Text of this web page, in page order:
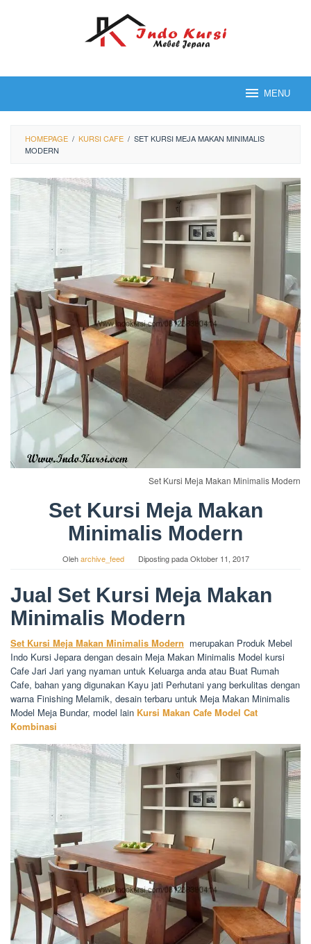
MENU
HOMEPAGE / KURSI CAFE / SET KURSI MEJA MAKAN MINIMALIS
MODERN
Set Kursi Meja Makan Minimalis Modern
Set Kursi Meja Makan
Minimalis Modern
Oleharchive_feed Diposting padaOktober 11, 2017
Jual Set Kursi Meja Makan
Minimalis Modern
Set Kursi Meja Makan Minimalis Modern merupakan Produk Mebel
Indo Kursi Jepara dengan desain Meja Makan Minimalis Model kursi
Cafe Jari Jari yang nyaman untuk Keluarga anda atau Buat Rumah
Cafe, bahan yang digunakan Kayu jati Perhutani yang berkulitas dengan
warna Finishing Melamik, desain terbaru untuk Meja Makan Minimalis
Model Meja Bundar, model lain Kursi Makan Cafe Model Cat
Kombinasi